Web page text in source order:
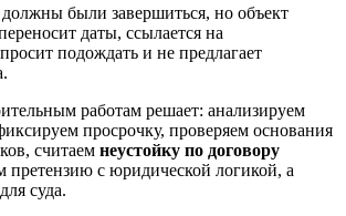
были завершиться, но объект
даты, ссылается на
подождать и не предлагает
работам решает: анализируем
просрочку, проверяем основания
считаем неустойку по договору
претензию с юридической логикой, а
суда.